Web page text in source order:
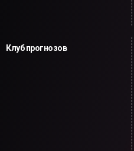
Клуб прогнозов